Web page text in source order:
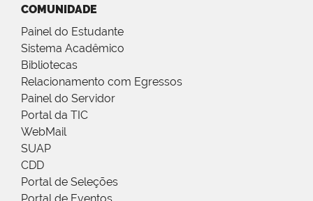
COMUNIDADE
Painel do Estudante
Sistema Acadêmico
Bibliotecas
Relacionamento com Egressos
Painel do Servidor
Portal da TIC
WebMail
SUAP
CDD
Portal de Seleções